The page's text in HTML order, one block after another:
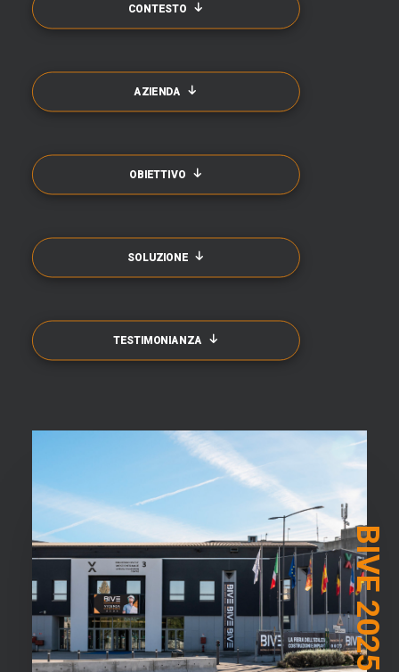
CONTESTO
AZIENDA
OBIETTIVO
SOLUZIONE
TESTIMONIANZA
BIVE 2025